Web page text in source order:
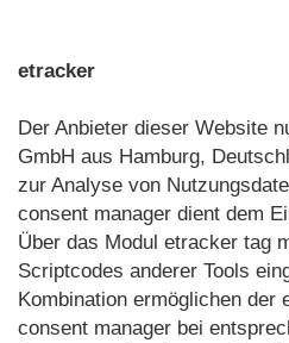
etracker
Der Anbieter dieser Website
GmbH aus Hamburg,
zur Analyse von
consent manager dient dem
Über das Modul etracker tag
Scriptcodes anderer Tools
Kombination ermöglichen der
consent manager bei